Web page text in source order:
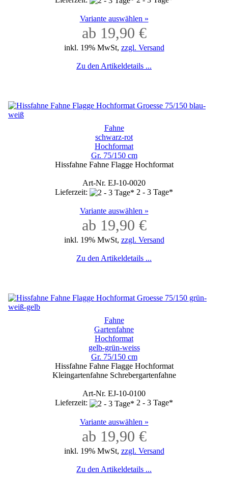
Variante auswählen »
ab 19,90 €
inkl. 19% MwSt, zzgl. Versand
Zu den Artikeldetails ...
Fahne
schwarz-rot
Hochformat
Gr. 75/150 cm
Hissfahne Fahne Flagge Hochformat
Art-Nr. EJ-10-0020
Lieferzeit:
2 - 3 Tage*
Variante auswählen »
ab 19,90 €
inkl. 19% MwSt, zzgl. Versand
Zu den Artikeldetails ...
Fahne
Gartenfahne
Hochformat
gelb-grün-weiss
Gr. 75/150 cm
Hissfahne Fahne Flagge Hochformat
Kleingartenfahne Schrebergartenfahne
Art-Nr. EJ-10-0100
Lieferzeit:
2 - 3 Tage*
Variante auswählen »
ab 19,90 €
inkl. 19% MwSt, zzgl. Versand
Zu den Artikeldetails ...